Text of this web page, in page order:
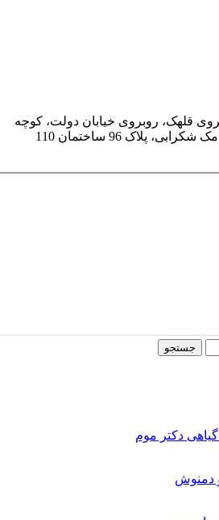
قلهک، روبروی خیابان دولت، کوچه
امامزاده، خیابان شهید سیامک شکرابی، پلاک 96 ساختمان 110
جستجو
دکتر موم
دمنوش